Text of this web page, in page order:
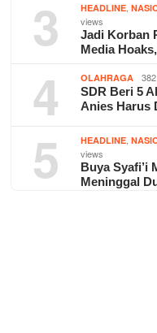
3 HEADLINE ,
views
Jadi Korban
Media
4 OLAHRAGA
SDR Beri 5
Anies Harus
5 HEADLINE ,
views
Buya Syafi’i
Meninggal